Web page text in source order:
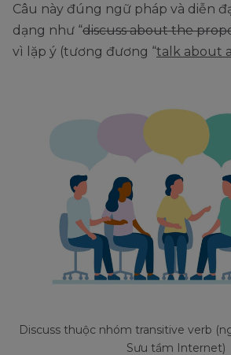
Câu này đúng ngữ pháp và diễn
dạng như “discuss about the
vì lặp ý (tương đương “talk about
Discuss thuộc nhóm transitive verb
Sưu tầm Internet)